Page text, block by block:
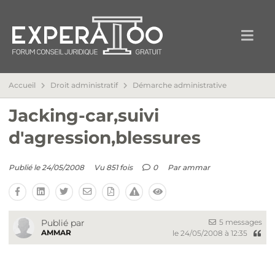
Accueil Droit administratif Démarche administrative
Jacking-car,suivi
d'agression,blessures
Publié le 24/05/2008 Vu 851 fois 0 Par ammar
Publié par
AMMAR
5 messages
le 24/05/2008 à 12:35